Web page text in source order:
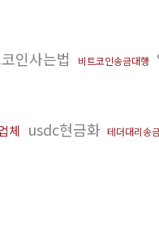
인사는법 비트코인송금대행
체 usdc현금화 테더대리송